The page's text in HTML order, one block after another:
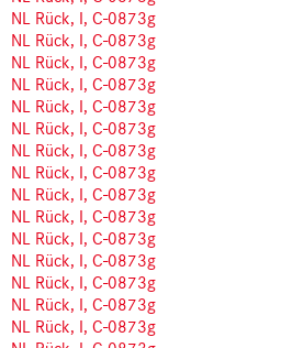
NL Rück, I, C-0873g
NL Rück, I, C-0873g
NL Rück, I, C-0873g
NL Rück, I, C-0873g
NL Rück, I, C-0873g
NL Rück, I, C-0873g
NL Rück, I, C-0873g
NL Rück, I, C-0873g
NL Rück, I, C-0873g
NL Rück, I, C-0873g
NL Rück, I, C-0873g
NL Rück, I, C-0873g
NL Rück, I, C-0873g
NL Rück, I, C-0873g
NL Rück, I, C-0873g